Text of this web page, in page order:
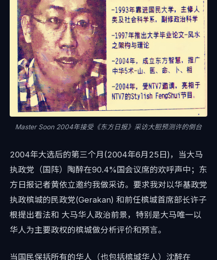
Master Soon 2004年接受《东方日报》采访大胆预测许的倒台
2004年大选后的第三个月(2004年6月25日)，当大马
执政党（国阵）陶醉在90.4%国会议席的欢呼声中；东
方日报记者黄依立邀约我做采访。要求我对以华基政党
执政槟城的民政党(Gerakan) 和前任槟城首席部长许子
根提出看法和 大马华人政治前景，特别是大马唯一以
华人为主要政权的槟城做分析评价和预言。
当国民保括所有的华人（也包括槟城华人）沈醉在